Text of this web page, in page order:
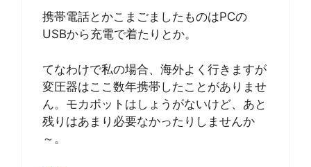
携帯電話とかこまごましたものはPCの
USBから充電で着たりとか。
てなわけで私の場合、海外よく行きますが
変圧器はここ数年携帯したことがありませ
ん。モカポットはしょうがないけど、あと
残りはあまり必要なかったりしませんか
～。